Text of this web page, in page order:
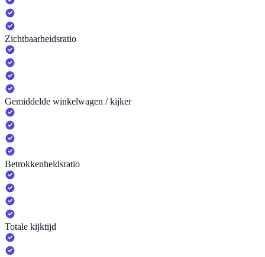
Zichtbaarheidsratio
Gemiddelde winkelwagen / kijker
Betrokkenheidsratio
Totale kijktijd